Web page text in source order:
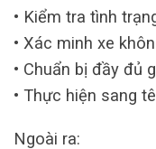
• Kiểm tra tình
• Xác minh xe
• Chuẩn bị đầy đủ
• Thực hiện sang
Ngoài ra: